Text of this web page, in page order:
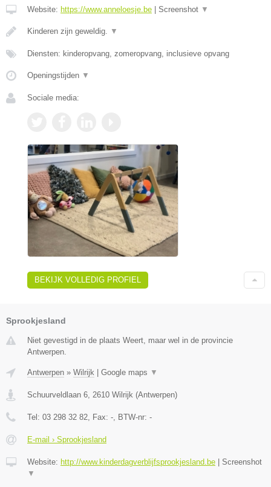
Website: https://www.anneloesje.be Screenshot ▼
Kinderen zijn geweldig. ▼
Diensten: kinderopvang, zomeropvang, inclusieve opvang
Openingstijden ▼
Sociale media:
BEKIJK VOLLEDIG PROFIEL
Sprookjesland
Niet gevestigd in de plaats Weert, maar wel in de provincie
Antwerpen.
Antwerpen » Wilrijk Google maps ▼
Schuurveldlaan 6, 2610 Wilrijk (Antwerpen)
Tel: 03 298 32 82, Fax: -, BTW-nr: -
E-mail › Sprookjesland
Website: http://www.kinderdagverblijfsprookjesland.be
Screenshot
▼